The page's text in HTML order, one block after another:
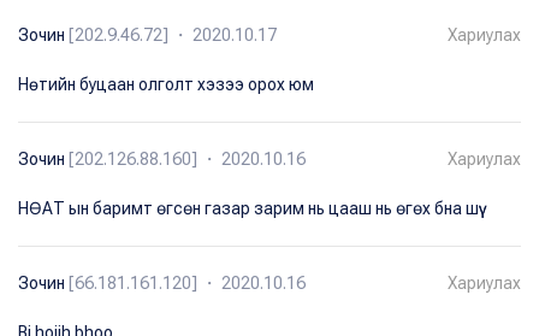
Зочин [202.9.46.72] ・ 2020.10.17 Хариулах
Нөтийн буцаан олголт хэзээ орох юм
Зочин [202.126.88.160] ・ 2020.10.16 Хариулах
НѲАТ ын баримт ѳгсѳн газар зарим нь цааш нь ѳгѳх бна шүү
Зочин [66.181.161.120] ・ 2020.10.16 Хариулах